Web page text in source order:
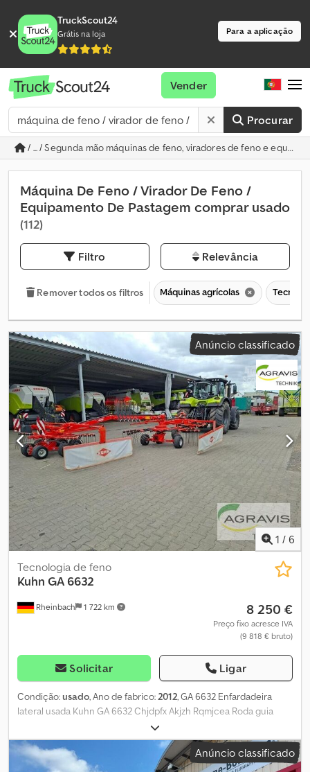
TruckScout24
Grátis na loja Para a aplicação
Procurar
Vender
/ ... / Segunda mão máquinas de feno, viradores de feno e
Máquina De Feno / Virador De Feno /
Equipamento De Pastagem comprar usado
(112)
Filtro Relevância
Remover todos os filtros Máquinas agrícolas
Anúncio classificado
1 / 6
Rheinbach 1 722 km
Tecnologia de feno
Kuhn GA 6632
8 250 €
Preço fixo acresce IVA
(9 818 € bruto)
Solicitar Ligar
Condição:usado, Ano de fabrico:2012, GA 6632 Enfardadeira
lateral usada Kuhn GA 6632 Chjdpfx Akjzh Rqmjcea Roda guia
dianteira Lonas para o andainamento Eixo cardan
Anúncio classificado